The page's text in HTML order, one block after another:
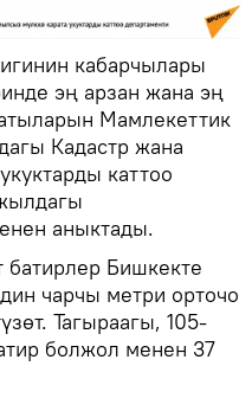
кабарчылары
эң арзан жана эң
Мамлекеттик
Кадастр жана
каттоо
аныктады.
батирлер Бишкекте
чарчы метри орточо
Тагыраагы, 105-
болжол менен 37